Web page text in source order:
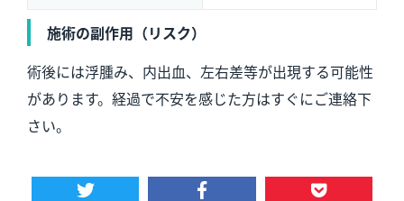
施術の副作用（リスク）
術後には浮腫み、内出血、左右差等が出現する可能性
があります。経過で不安を感じた方はすぐにご連絡下
さい。